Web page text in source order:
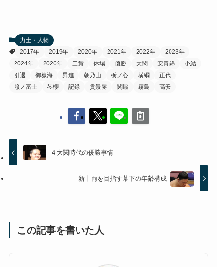
力士・人物
2017年
2019年 2020年 2021年 2022年
2023年
2024年
2026年 三賞 休場 優勝 大関 安青錦
小結
引退
御嶽海 昇進 朝乃山 栃ノ心 横綱
正代
照ノ富士
琴櫻 記録 貴景勝 関脇 霧島 高安
４大関時代の優勝事情
新十両を目指す幕下の年齢構成
この記事を書いた人